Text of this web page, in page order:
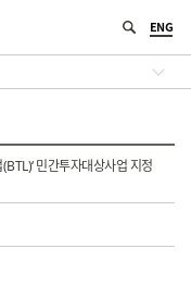
ENG
민간투자대상사업 지정